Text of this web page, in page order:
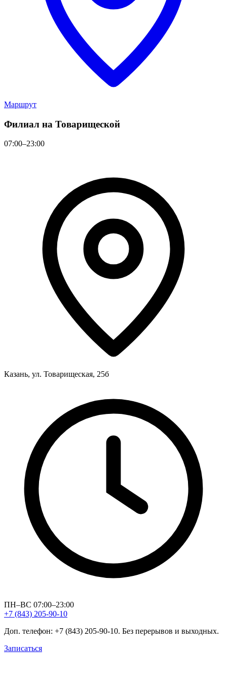
Маршрут
Филиал на Товарищеской
07:00–23:00
Казань, ул. Товарищеская, 25б
ПН–ВС 07:00–23:00
+7 (843) 205-90-10
Доп. телефон: +7 (843) 205-90-10. Без перерывов и выходных.
Записаться